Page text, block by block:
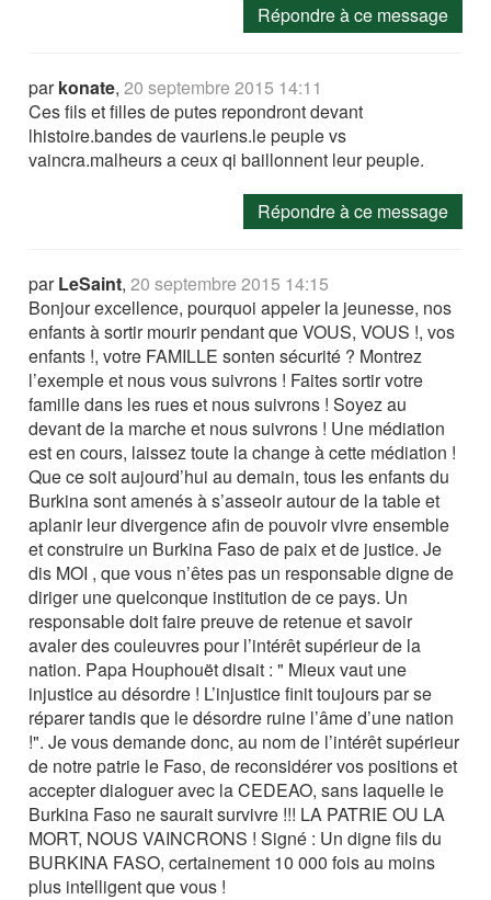
Répondre à ce message
parkonate,20 septembre 2015 14:11
Ces fils et filles de putes repondront devant
lhistoire.bandes de vauriens.le peuple vs
vaincra.malheurs a ceux qi baillonnent leur peuple.
Répondre à ce message
parLeSaint,20 septembre 2015 14:15
Bonjour excellence, pourquoi appeler la jeunesse, nos
enfants à sortir mourir pendant que VOUS, VOUS !, vos
enfants !, votre FAMILLE sonten sécurité ? Montrez
l’exemple et nous vous suivrons ! Faites sortir votre
famille dans les rues et nous suivrons ! Soyez au
devant de la marche et nous suivrons ! Une médiation
est en cours, laissez toute la change à cette médiation !
Que ce soit aujourd’hui au demain, tous les enfants du
Burkina sont amenés à s’asseoir autour de la table et
aplanir leur divergence afin de pouvoir vivre ensemble
et construire un Burkina Faso de paix et de justice. Je
dis MOI , que vous n’êtes pas un responsable digne de
diriger une quelconque institution de ce pays. Un
responsable doit faire preuve de retenue et savoir
avaler des couleuvres pour l’intérêt supérieur de la
nation. Papa Houphouët disait : " Mieux vaut une
injustice au désordre ! L’injustice finit toujours par se
réparer tandis que le désordre ruine l’âme d’une nation
!". Je vous demande donc, au nom de l’intérêt supérieur
de notre patrie le Faso, de reconsidérer vos positions et
accepter dialoguer avec la CEDEAO, sans laquelle le
Burkina Faso ne saurait survivre !!! LA PATRIE OU LA
MORT, NOUS VAINCRONS ! Signé : Un digne fils du
BURKINA FASO, certainement 10 000 fois au moins
plus intelligent que vous !